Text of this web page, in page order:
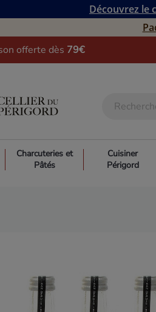
Découvrez le
offerte dès 79€
Charcuteries et
Pâtés
Cuisiner
Périgord